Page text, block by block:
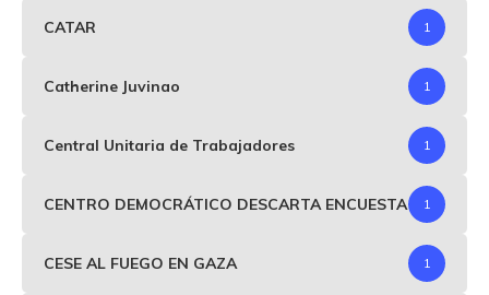
CATAR 1
Catherine Juvinao 1
Central Unitaria de Trabajadores 1
CENTRO DEMOCRÁTICO DESCARTA ENCUESTA 1
CESE AL FUEGO EN GAZA 1